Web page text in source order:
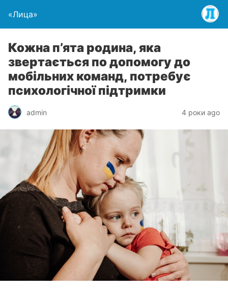
«Лица»
Кожна п’ята родина, яка
звертається по допомогу до
мобільних команд, потребує
психологічної підтримки
admin 4 роки ago